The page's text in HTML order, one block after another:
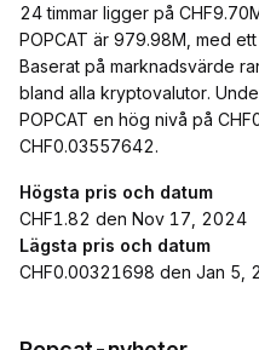
24 timmar ligger på
POPCAT är 979.98M, med
Baserat på marknadsvärde
bland alla kryptovalutor.
POPCAT en hög nivå på
CHF0.03557642.
Högsta pris och datum
CHF1.82 den Nov 17, 2024
Lägsta pris och datum
CHF0.00321698 den Jan 5,